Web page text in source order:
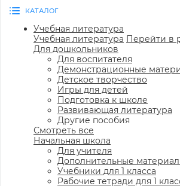
КАТАЛОГ
Учебная литература
Учебная литература Перейти в
Для дошкольников
Для воспитателя
Демонстрационные
Детское творчество
Игры для детей
Подготовка к школе
Развивающая литература
Другие пособия
Смотреть все
Начальная школа
Для учителя
Дополнительные
Учебники для 1 класса
Рабочие тетради для 1